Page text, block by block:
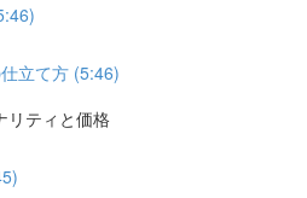
立て方 (5:46)
リティと価格